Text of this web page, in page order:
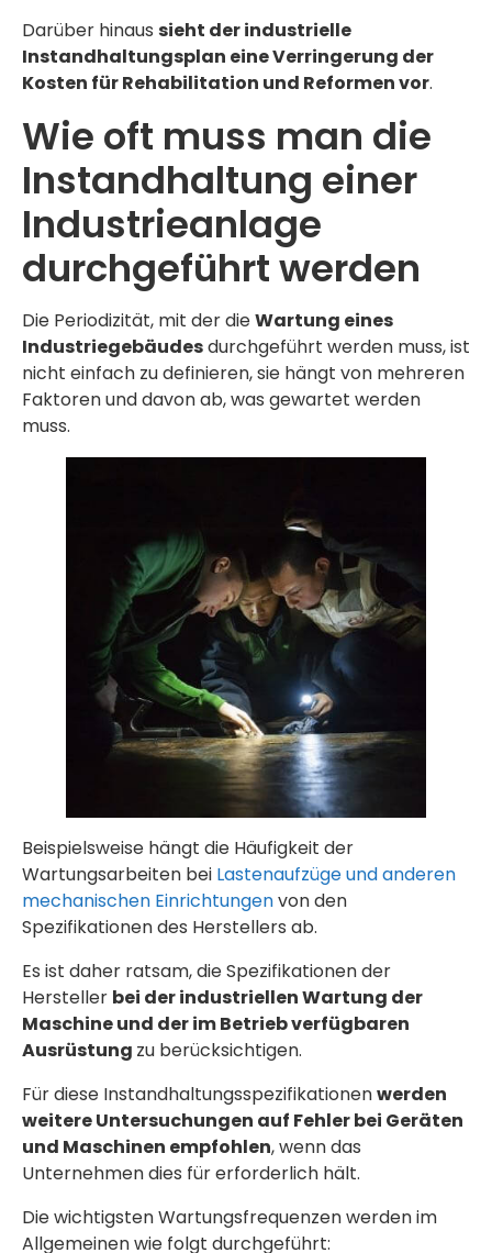
Darüber hinaus sieht der industrielle
Instandhaltungsplan eine Verringerung der
Kosten für Rehabilitation und Reformen vor.
Wie oft muss man die
Instandhaltung einer
Industrieanlage
durchgeführt werden
Die Periodizität, mit der dieWartung eines
Industriegebäudesdurchgeführt werden muss, ist
nicht einfach zu definieren, sie hängt von mehreren
Faktoren und davon ab, was gewartet werden
muss.
Beispielsweise hängt die Häufigkeit der
Wartungsarbeiten bei Lastenaufzüge und anderen
mechanischen Einrichtungenvon den
Spezifikationen des Herstellers ab.
Es ist daher ratsam, die Spezifikationen der
Hersteller bei der industriellen Wartung der
Maschine und der im Betrieb verfügbaren
Ausrüstung zu berücksichtigen.
Für diese Instandhaltungsspezifikationenwerden
weitere Untersuchungen auf Fehler bei Geräten
und Maschinen empfohlen, wenn das
Unternehmen dies für erforderlich hält.
Die wichtigsten Wartungsfrequenzen werden im
Allgemeinen wie folgt durchgeführt: